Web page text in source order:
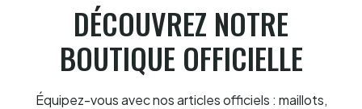
DÉCOUVREZ NOTRE
BOUTIQUE OFFICIELLE
Équipez-vous avec nos articles officiels : maillots,